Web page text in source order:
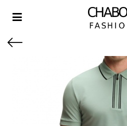
SUBMENU (DAMES)
Toggle navigation